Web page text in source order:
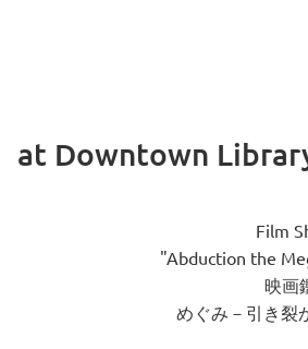
at Downtown
Film
"Abduction the
映画
めぐみ－引き裂